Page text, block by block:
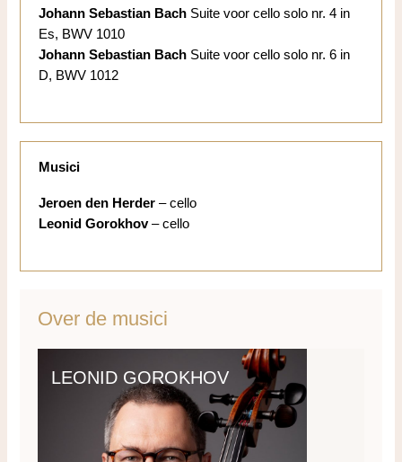
Johann Sebastian Bach Suite voor cello solo nr. 4 in
Es, BWV 1010
Johann Sebastian Bach Suite voor cello solo nr. 6 in
D, BWV 1012
Musici
Jeroen den Herder – cello
Leonid Gorokhov– cello
Over de musici
LEONID GOROKHOV